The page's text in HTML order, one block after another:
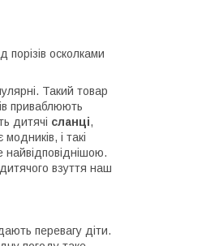
порізів осколками
Такий товар
приваблюють
дитячі сланці,
і такі
найвідповіднішою.
взуття наш
перевагу діти.